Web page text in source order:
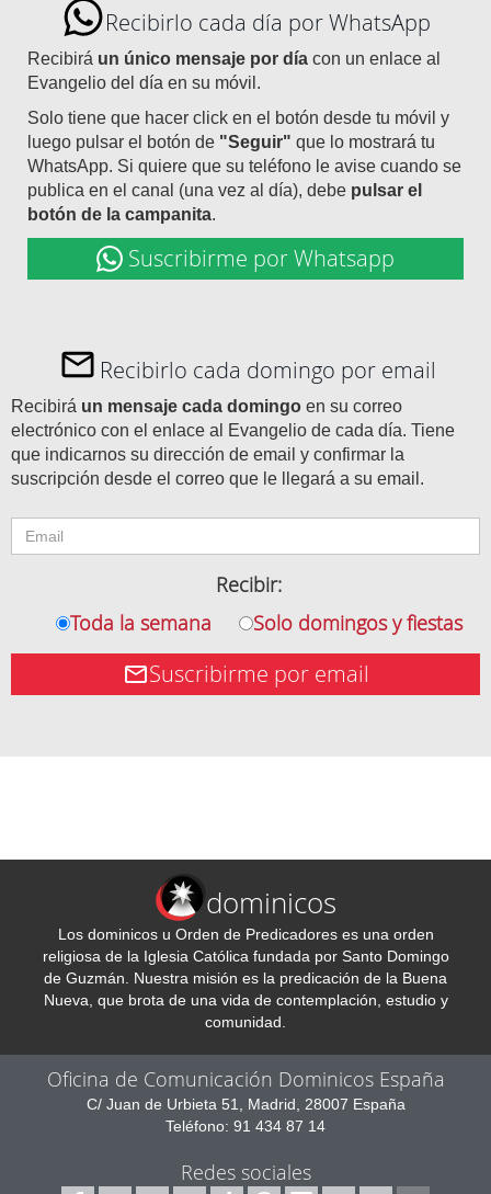
Recibirlo cada día por WhatsApp
Recibirá un único mensaje por día con un enlace al
Evangelio del día en su móvil.
Solo tiene que hacer click en el botón desde tu móvil y
luego pulsar el botón de "Seguir" que lo mostrará tu
WhatsApp. Si quiere que su teléfono le avise cuando se
publica en el canal (una vez al día), debe pulsar el
botón de la campanita.
Suscribirme por Whatsapp
Recibirlo cada domingo por email
Recibirá un mensaje cada domingo en su correo
electrónico con el enlace al Evangelio de cada día. Tiene
que indicarnos su dirección de email y confirmar la
suscripción desde el correo que le llegará a su email.
Recibir:
Toda la semana
Solo domingos y fiestas
Suscribirme por email
dominicos
Los dominicos u Orden de Predicadores es una orden
religiosa de la Iglesia Católica fundada por Santo Domingo
de Guzmán. Nuestra misión es la predicación de la Buena
Nueva, que brota de una vida de contemplación, estudio y
comunidad.
Oficina de Comunicación Dominicos España
C/ Juan de Urbieta 51, Madrid, 28007 España
Teléfono: 91 434 87 14
Redes sociales